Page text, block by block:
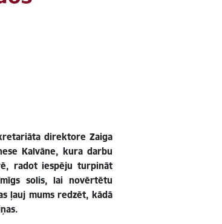
direktore Zaiga
Kalvāne, kura darbu
radot iespēju turpināt
solis, lai novērtētu
ļauj mums redzēt, kādā